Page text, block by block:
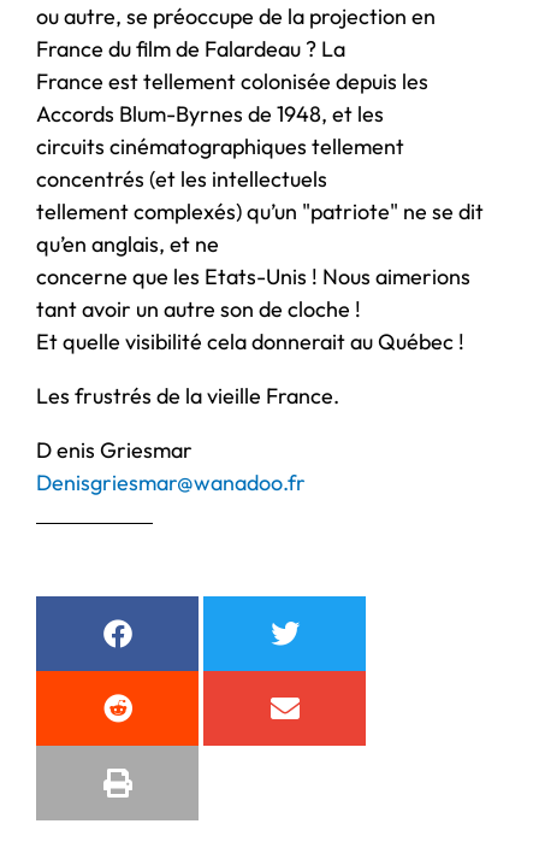
ou autre, se préoccupe de la projection en
France du film de Falardeau ? La
France est tellement colonisée depuis les
Accords Blum-Byrnes de 1948, et les
circuits cinématographiques tellement
concentrés (et les intellectuels
tellement complexés) qu’un "patriote" ne se dit
qu’en anglais, et ne
concerne que les Etats-Unis ! Nous aimerions
tant avoir un autre son de cloche !
Et quelle visibilité cela donnerait au Québec !
Les frustrés de la vieille France.
D enis Griesmar
Denisgriesmar@wanadoo.fr